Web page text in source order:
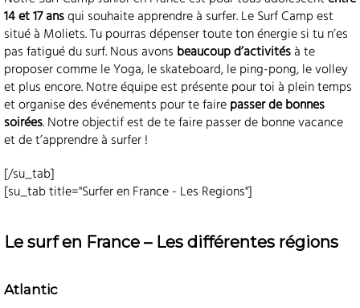
14 et 17 ansqui souhaite apprendre à surfer. Le Surf Camp est
situé à Moliets. Tu pourras dépenser toute ton énergie si tu n’es
pas fatigué du surf. Nous avons beaucoup d’activitésà te
proposer comme le Yoga, le skateboard, le ping-pong, le volley
et plus encore. Notre équipe est présente pour toi à plein temps
et organise des événements pour te fairepasser de bonnes
soirées. Notre objectif est de te faire passer de bonne vacance
et de t’apprendre à surfer !
[/su_tab]
[su_tab title="Surfer en France - Les Regions"]
Le surf en France – Les différentes régions
Atlantic